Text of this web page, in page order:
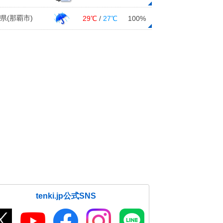
(那覇市) 29℃ / 27℃ 100%
tenki.jp公式SNS